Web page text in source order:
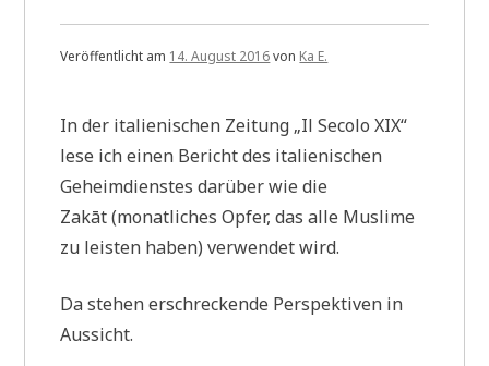
Veröffentlicht am 14. August 2016von Ka E.
In der italienischen Zeitung „Il Secolo XIX“
lese ich einen Bericht des italienischen
Geheimdienstes darüber wie die
Zakāt (monatliches Opfer, das alle Muslime
zu leisten haben) verwendet wird.
Da stehen erschreckende Perspektiven in
Aussicht.